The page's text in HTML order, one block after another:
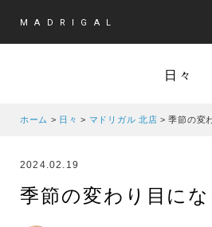
MADRIGAL
日々
ホーム > 日々 > マドリガル 北店 >季節の変
2024.02.19
季節の変わり目にな